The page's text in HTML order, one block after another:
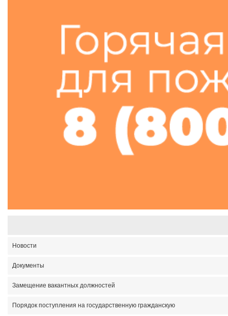
Новости
Документы
Замещение вакантных должностей
Порядок поступления на государственную гражданскую